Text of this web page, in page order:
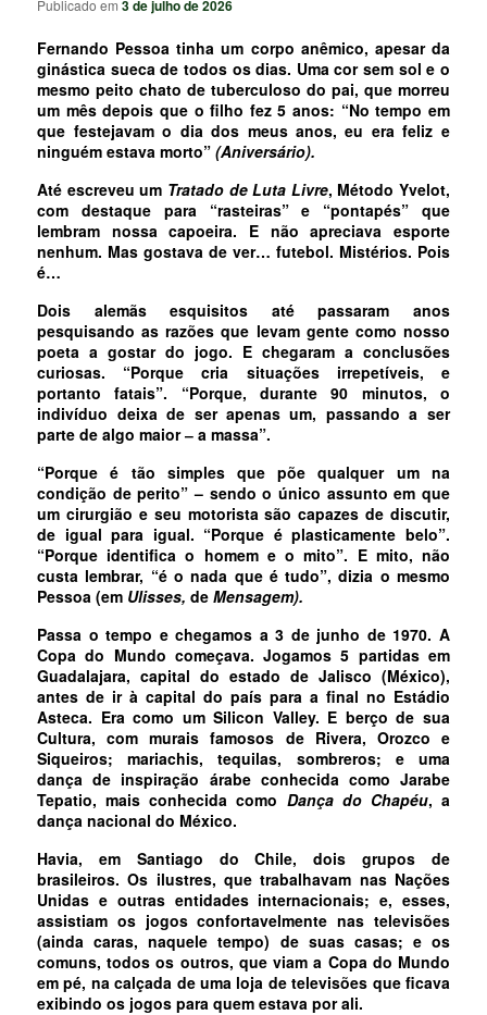
Publicado em3 de julho de 2026
Fernando Pessoa tinha um corpo anêmico, apesar da
ginástica sueca de todos os dias. Uma cor sem sol e o
mesmo peito chato de tuberculoso do pai, que morreu
um mês depois que o filho fez 5 anos: “No tempo em
que festejavam o dia dos meus anos, eu era feliz e
ninguém estava morto”(Aniversário).
Até escreveu um Tratado de Luta Livre, Método Yvelot,
com destaque para “rasteiras” e “pontapés” que
lembram nossa capoeira. E não apreciava esporte
nenhum. Mas gostava de ver… futebol. Mistérios. Pois
é…
Dois alemãs esquisitos até passaram anos
pesquisando as razões que levam gente como nosso
poeta a gostar do jogo. E chegaram a conclusões
curiosas. “Porque cria situações irrepetíveis, e
portanto fatais”. “Porque, durante 90 minutos, o
indivíduo deixa de ser apenas um, passando a ser
parte de algo maior ‒ a massa”.
“Porque é tão simples que põe qualquer um na
condição de perito” – sendo o único assunto em que
um cirurgião e seu motorista são capazes de discutir,
de igual para igual. “Porque é plasticamente belo”.
“Porque identifica o homem e o mito”. E mito, não
custa lembrar, “é o nada que é tudo”, dizia o mesmo
Pessoa (em Ulisses, deMensagem).
Passa o tempo e chegamos a 3 de junho de 1970. A
Copa do Mundo começava. Jogamos 5 partidas em
Guadalajara, capital do estado de Jalisco (México),
antes de ir à capital do país para a final no Estádio
Asteca. Era como um Silicon Valley. E berço de sua
Cultura, com murais famosos de Rivera, Orozco e
Siqueiros; mariachis, tequilas, sombreros; e uma
dança de inspiração árabe conhecida como Jarabe
Tepatio, mais conhecida como Dança do Chapéu, a
dança nacional do México.
Havia, em Santiago do Chile, dois grupos de
brasileiros. Os ilustres, que trabalhavam nas Nações
Unidas e outras entidades internacionais; e, esses,
assistiam os jogos confortavelmente nas televisões
(ainda caras, naquele tempo) de suas casas; e os
comuns, todos os outros, que viam a Copa do Mundo
em pé, na calçada de uma loja de televisões que ficava
exibindo os jogos para quem estava por ali.